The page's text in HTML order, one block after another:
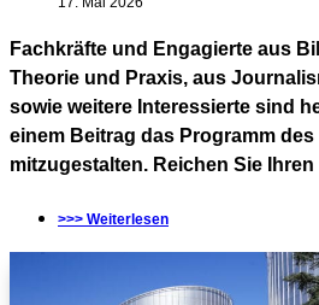
Fachkräfte und Engagierte aus
Theorie und Praxis, aus
sowie weitere Interessierte sind
einem Beitrag das Programm
mitzugestalten. Reichen Sie Ihren
>>> Weiterlesen